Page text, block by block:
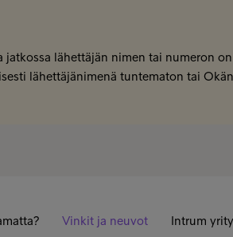
lähettäjän nimen tai numeron
lähettäjänimenä tuntematon tai
Vinkit ja neuvot Intrum